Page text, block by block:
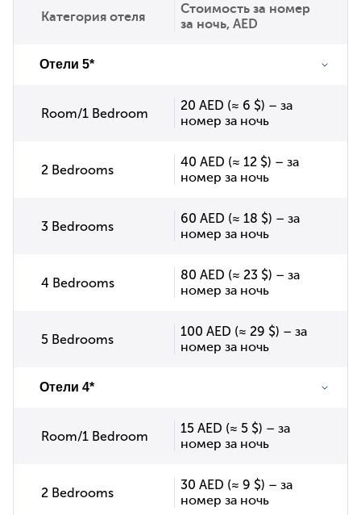
Категория отеля
Стоимость за номер
за ночь, AED
Отели 5*
Room/1 Bedroom
20 AED (≈ 6 $) – за
номер за ночь
2 Bedrooms
40 AED (≈ 12 $) – за
номер за ночь
3 Bedrooms
60 AED (≈ 18 $) – за
номер за ночь
4 Bedrooms
80 AED (≈ 23 $) – за
номер за ночь
5 Bedrooms
100 AED (≈ 29 $) – за
номер за ночь
Отели 4*
Room/1 Bedroom
15 AED (≈ 5 $) – за
номер за ночь
2 Bedrooms
30 AED (≈ 9 $) – за
номер за ночь